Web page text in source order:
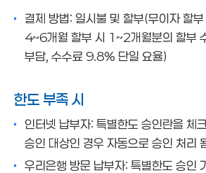
결제 방법: 일시불 및 할부(무이자 할
4~6개월 할부 시 1~2개월분의 할부
부담, 수수료 9.8% 단일 요율)
한도 부족 시
인터넷 납부자: 특별한도 승인란을 체
승인 대상인 경우 자동으로 승인 처리
우리은행 방문 납부자: 특별한도 승인